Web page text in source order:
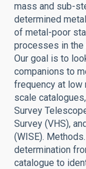
mass and sub-
determined
of metal-poor
processes in the
Our goal is to
companions to
frequency at
scale
Survey
Survey (VHS),
(WISE).
determination
catalogue to